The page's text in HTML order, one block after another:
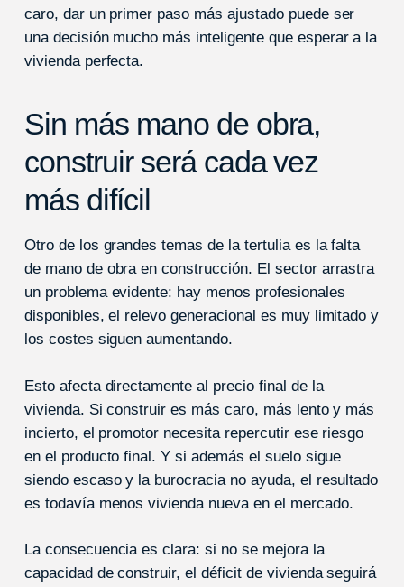
caro, dar un primer paso más ajustado puede ser
una decisión mucho más inteligente que esperar a la
vivienda perfecta.
Sin más mano de obra,
construir será cada vez
más difícil
Otro de los grandes temas de la tertulia es la falta
de mano de obra en construcción. El sector arrastra
un problema evidente: hay menos profesionales
disponibles, el relevo generacional es muy limitado y
los costes siguen aumentando.
Esto afecta directamente al precio final de la
vivienda. Si construir es más caro, más lento y más
incierto, el promotor necesita repercutir ese riesgo
en el producto final. Y si además el suelo sigue
siendo escaso y la burocracia no ayuda, el resultado
es todavía menos vivienda nueva en el mercado.
La consecuencia es clara: si no se mejora la
capacidad de construir, el déficit de vivienda seguirá